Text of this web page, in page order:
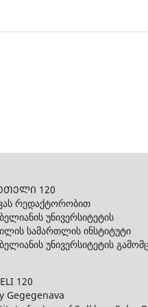
120
რედაქტორობით
უნივერსიტეტის
სამართლის ინსტიტუტი
უნივერსიტეტის
120
Gegegenava